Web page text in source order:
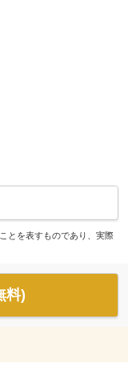
とを表すものであり、実際
料)